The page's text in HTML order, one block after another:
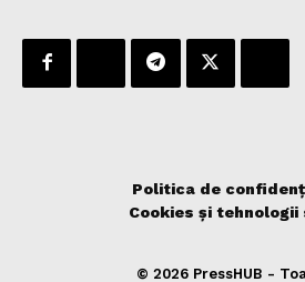
Politica de
Cookies și tehnologii
© 2026 PressHUB -